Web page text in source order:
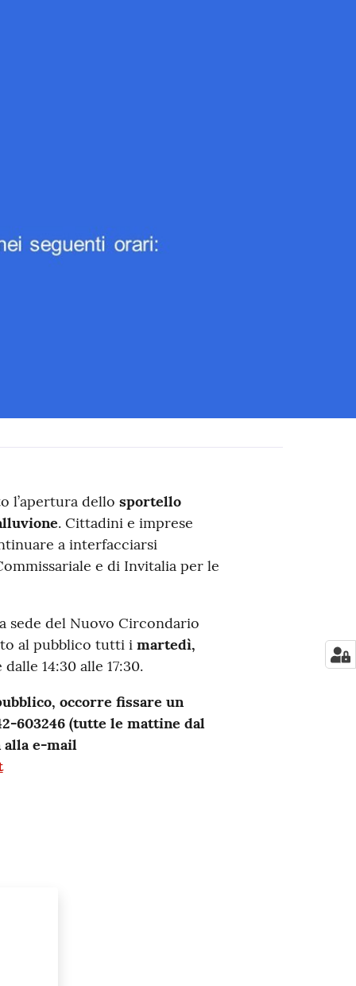
l’apertura dello sportello
. Cittadini e imprese
a interfacciarsi
e di Invitalia per le
sede del Nuovo Circondario
al pubblico tutti i martedì,
14:30 alle 17:30.
occorre fissare un
603246 (tutte le mattine dal
alla e-mail